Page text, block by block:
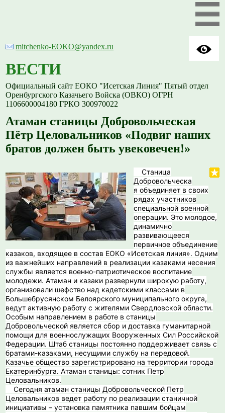
mitchenko-EOKO@yandex.ru
ВЕСТИ
Официальный сайт ЕОКО "Исетская Линия" Пятый отдел
Оренбургского Казачьего Войска (ОВКО) ОГРН
1106600004180 ГРКО 300970022
Атаман станицы Добровольческая
Пётр Целовальников «Подвиг наших
братов должен быть увековечен!»
Станица
Добровольческа
я объединяет в своих
рядах участников
специальной военной
операции. Это молодое,
динамично
развивающееся
первичное объединение
казаков, входящее в состав ЕОКО «Исетская линия». Одним
из важнейших направлений в реализации казаками несения
службы является военно-патриотическое воспитание
молодежи. Атаман и казаки развернули широкую работу,
организовали шефство над кадетскими классами в
Большебрусянском Белоярского муниципального округа,
ведут активную работу с жителями Свердловской области.
Особым направлением в работе в станицы
Добровольческой является сбор и доставка гуманитарной
помощи для военнослужащих Вооруженных Сил Российской
Федерации. Штаб станицы постоянно поддерживает связь с
братами-казаками, несущими службу на передовой.
Казачье общество зарегистрировано на территории города
Екатеринбурга. Атаман станицы: сотник Петр
Целовальников.
Сегодня атаман станицы Добровольческой Петр
Целовальников ведет работу по реализации станичной
инициативы – установка памятника павшим бойцам